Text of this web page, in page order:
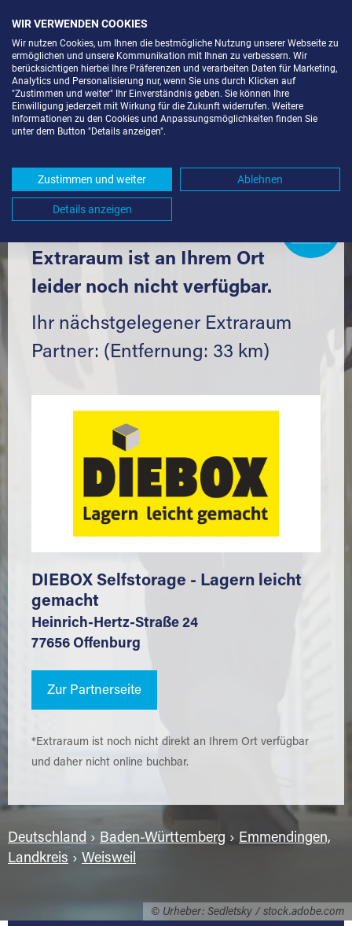
© Urheber: Sedletsky / stock.adobe.com
LAGERRAUM MIETEN IN WEISWEIL
Komfortabel einlagern mit Extraraum
Extraraum ist an Ihrem Ort
leider noch nicht verfügbar.
Ihr nächstgelegener Extraraum
Partner: (Entfernung: 33 km)
DIEBOX Selfstorage - Lagern leicht
gemacht
Heinrich-Hertz-Straße 24
77656 Offenburg
Zur Partnerseite
*Extraraum ist noch nicht direkt an Ihrem Ort verfügbar
und daher nicht online buchbar.
Deutschland › Baden-Württemberg › Emmendingen,
Landkreis › Weisweil
WIR VERWENDEN COOKIES
Wir nutzen Cookies, um Ihnen die bestmögliche Nutzung unserer Webseite zu
ermöglichen und unsere Kommunikation mit Ihnen zu verbessern. Wir
berücksichtigen hierbei Ihre Präferenzen und verarbeiten Daten für Marketing,
Analytics und Personalisierung nur, wenn Sie uns durch Klicken auf
"Zustimmen und weiter" Ihr Einverständnis geben. Sie können Ihre
Einwilligung jederzeit mit Wirkung für die Zukunft widerrufen. Weitere
Informationen zu den Cookies und Anpassungsmöglichkeiten finden Sie
unter dem Button "Details anzeigen".
Zustimmen und weiter Ablehnen
Details anzeigen